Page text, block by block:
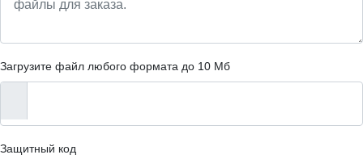
Загрузите файл любого формата до 10 Мб
Защитный код